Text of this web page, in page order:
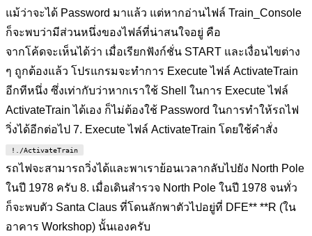
แม้ว่าจะได้ Password มาแล้ว แต่หากอ่านไฟล์ Train_Console
ก็จะพบว่ามีส่วนหนึ่งของไฟล์ที่น่าสนใจอยู่ คือ
จากโค้ดจะเห็นได้ว่า เมื่อเรียกฟังก์ชั่น START และเงื่อนไขต่าง
ๆ ถูกต้องแล้ว โปรแกรมจะทำการ Execute ไฟล์ ActivateTrain
อีกทีหนึ่ง ซึ่งเท่ากับว่าหากเราใช้ Shell ในการ Execute ไฟล์
ActivateTrain ได้เอง ก็ไม่ต้องใช้ Password ในการทำให้รถไฟ
วิ่งได้อีกต่อไป 7. Execute ไฟล์ ActivateTrain โดยใช้คำสั่ง
!./ActivateTrain
รถไฟจะสามารถวิ่งได้และพาเราย้อนเวลากลับไปยัง North Pole
ในปี 1978 ครับ 8. เมื่อเดินสำรวจ North Pole ในปี 1978 จนทั่ว
ก็จะพบตัว Santa Claus ที่โดนลักพาตัวไปอยู่ที่ DFE** **R (ใน
อาคาร Workshop) นั้นเองครับ